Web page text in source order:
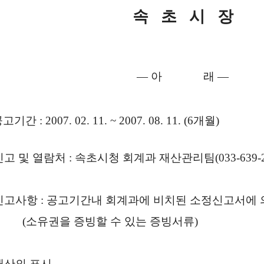
속 초 시 장
― 아 래 ―
고기간 : 2007. 02. 11. ~ 2007. 08. 11. (6개월)
고 및 열람처 : 속초시청 회계과 재산관리팀(033-639-
고사항 : 공고기간내 회계과에 비치된 소정신고서에
권을 증빙할 수 있는 증빙서류)